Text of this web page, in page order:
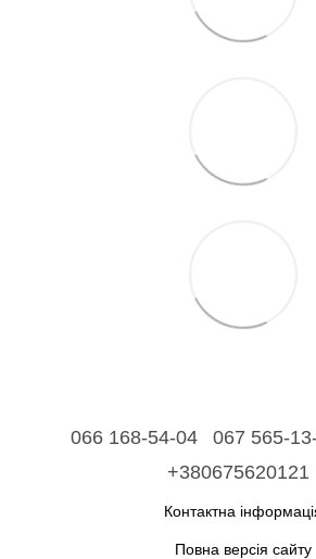
066 168-54-04 067 565-
+380675620121
Контактна
Повна версія сайту